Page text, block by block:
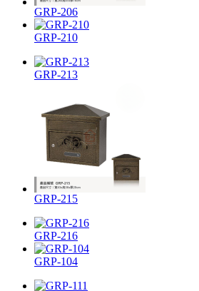
GRP-206
GRP-210
GRP-213
GRP-215
GRP-216
GRP-104